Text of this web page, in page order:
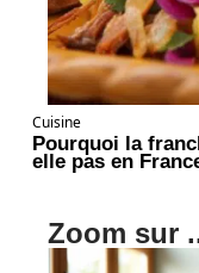
Cuisine
Pourquoi la
elle pas en
Zoom sur